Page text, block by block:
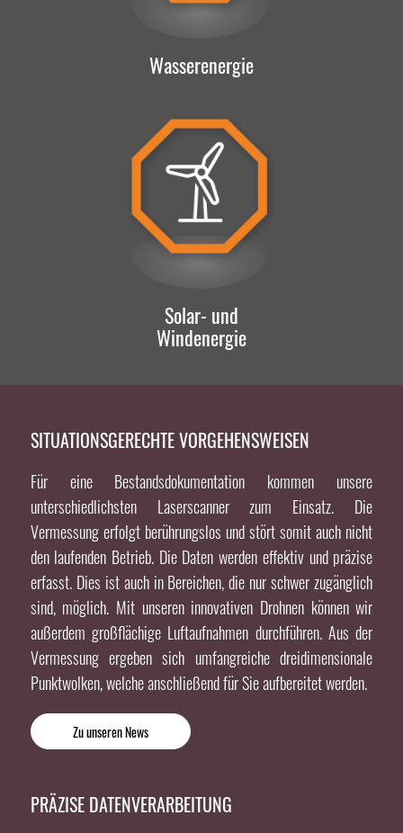
Wasserenergie
Solar- und
Windenergie
SITUATIONSGERECHTE VORGEHENSWEISEN
Für eine Bestandsdokumentation kommen unsere
unterschiedlichsten Laserscanner zum Einsatz. Die
Vermessung erfolgt berührungslos und stört somit auch nicht
den laufenden Betrieb. Die Daten werden effektiv und präzise
erfasst. Dies ist auch in Bereichen, die nur schwer zugänglich
sind, möglich. Mit unseren innovativen Drohnen können wir
außerdem großflächige Luftaufnahmen durchführen. Aus der
Vermessung ergeben sich umfangreiche dreidimensionale
Punktwolken, welche anschließend für Sie aufbereitet werden.
Zu unseren News
PRÄZISE DATENVERARBEITUNG